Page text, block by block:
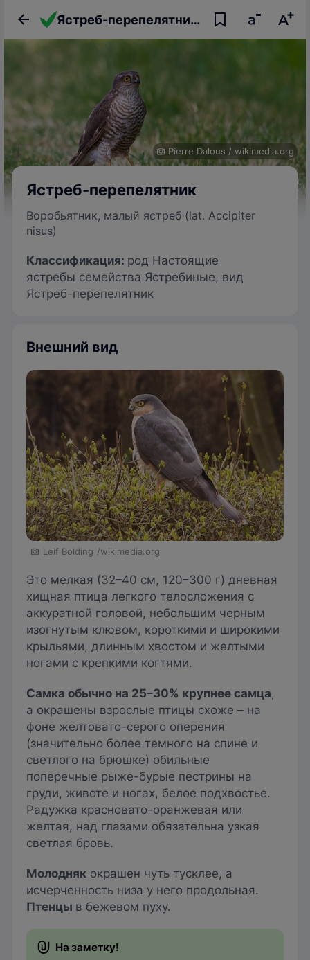
Ястреб-перепелятник: описание птицы, фото, образ жизни и интересные факты
Pierre Dalous / wikimedia.org
Ястреб-перепелятник
Воробьятник, малый ястреб (lat. Accipiter
nisus)
Классификация: род Настоящие
ястребы семейства Ястребиные, вид
Ястреб-перепелятник
Внешний вид
Leif Bolding /wikimedia.org
Это мелкая (32–40 см, 120–300 г) дневная
хищная птица легкого телосложения с
аккуратной головой, небольшим черным
изогнутым клювом, короткими и широкими
крыльями, длинным хвостом и желтыми
ногами с крепкими когтями.
Самка обычно на 25–30% крупнее самца,
а окрашены взрослые птицы схоже – на
фоне желтовато-серого оперения
(значительно более темного на спине и
светлого на брюшке) обильные
поперечные рыже-бурые пестрины на
груди, животе и ногах, белое подхвостье.
Радужка красновато-оранжевая или
желтая, над глазами обязательна узкая
светлая бровь.
Молодняк окрашен чуть тусклее, а
исчерченность низа у него продольная.
Птенцы в бежевом пуху.